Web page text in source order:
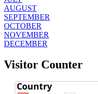
AUGUST
SEPTEMBER
OCTOBER
NOVEMBER
DECEMBER
Visitor Counter